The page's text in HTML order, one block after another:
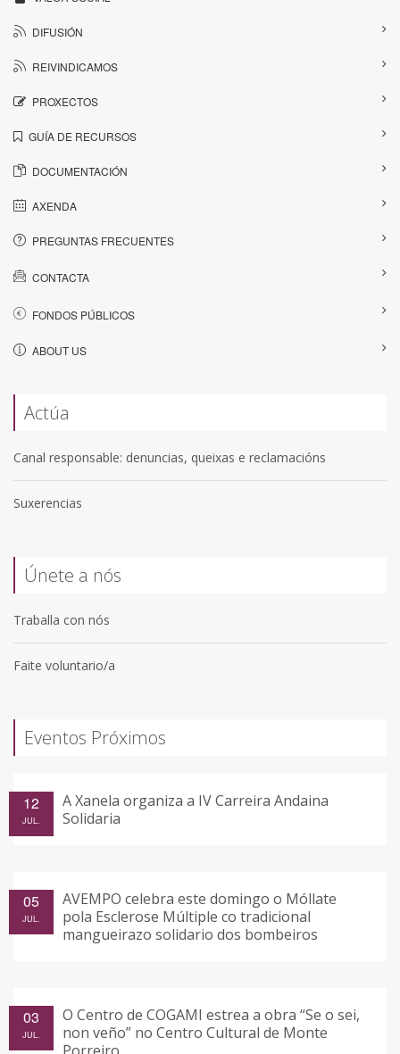
DIFUSIÓN
REIVINDICAMOS
PROXECTOS
GUÍA DE RECURSOS
DOCUMENTACIÓN
AXENDA
PREGUNTAS FRECUENTES
CONTACTA
FONDOS PÚBLICOS
ABOUT US
Actúa
Canal responsable: denuncias, queixas e reclamacións
Suxerencias
Únete a nós
Traballa con nós
Faite voluntario/a
Eventos Próximos
A Xanela organiza a IV Carreira Andaina
Solidaria
12
JUL.
AVEMPO celebra este domingo o Móllate
pola Esclerose Múltiple co tradicional
mangueirazo solidario dos bombeiros
05
JUL.
O Centro de COGAMI estrea a obra “Se o sei,
non veño” no Centro Cultural de Monte
03
JUL.